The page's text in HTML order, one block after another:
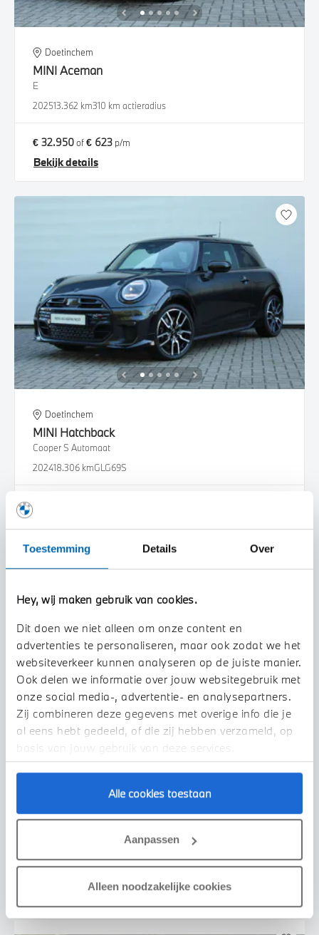
Toestemming Details Over
Hey, wij maken gebruik van cookies.
Dit doen we niet alleen om onze content en
advertenties te personaliseren, maar ook zodat we het
websiteverkeer kunnen analyseren op de juiste manier.
Ook delen we informatie over jouw websitegebruik met
onze social media-, advertentie- en analysepartners.
Zij combineren deze gegevens met overige info die je
al eens hebt gedeeld, of die zij hebben verzameld, op
basis van jouw gebruik van deze services.
Alle cookies toestaan
Aanpassen
Alleen noodzakelijke cookies
Doetinchem
MINIAceman
E
202513.362 km310 km actieradius
€ 32.950of€ 623 p/m
Bekijk details
Doetinchem
MINI Hatchback
Cooper S Automaat
202418.306 kmGLG69S
Uden
€ 69.950of€ 1.324p/m
Bekijk details